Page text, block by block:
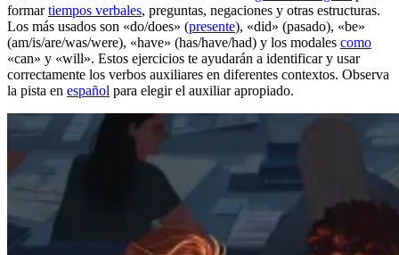
formartiempos verbales, preguntas, negaciones y otras estructuras.
Los más usados son «do/does» (presente), «did» (pasado), «be»
(am/is/are/was/were), «have» (has/have/had) y los modales como
«can» y «will». Estos ejercicios te ayudarán a identificar y usar
correctamente los verbos auxiliares en diferentes contextos. Observa
la pista en español para elegir el auxiliar apropiado.